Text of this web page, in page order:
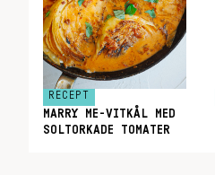
RECEPT
MARRY ME-VITKÅL MED
SOLTORKADE TOMATER